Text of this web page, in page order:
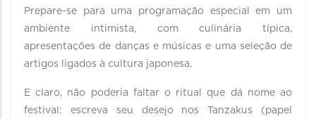
Prepare-se para uma programação especial em um
ambiente intimista, com culinária típica,
apresentações de danças e músicas e uma seleção de
artigos ligados à cultura japonesa.
E claro, não poderia faltar o ritual que dá nome ao
festival: escreva seu desejo nos Tanzakus (papel